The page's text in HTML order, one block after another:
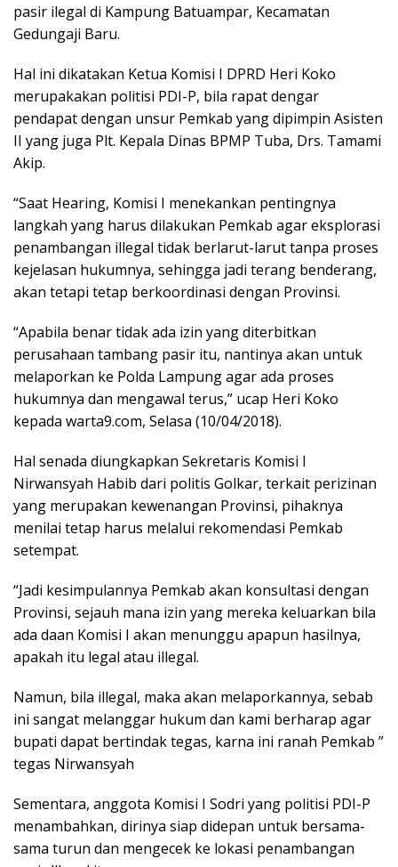
pasir ilegal di Kampung Batuampar, Kecamatan
Gedungaji Baru.
Hal ini dikatakan Ketua Komisi I DPRD Heri Koko
merupakakan politisi PDI-P, bila rapat dengar
pendapat dengan unsur Pemkab yang dipimpin Asisten
II yang juga Plt. Kepala Dinas BPMP Tuba, Drs. Tamami
Akip.
“Saat Hearing, Komisi I menekankan pentingnya
langkah yang harus dilakukan Pemkab agar eksplorasi
penambangan illegal tidak berlarut-larut tanpa proses
kejelasan hukumnya, sehingga jadi terang benderang,
akan tetapi tetap berkoordinasi dengan Provinsi.
“Apabila benar tidak ada izin yang diterbitkan
perusahaan tambang pasir itu, nantinya akan untuk
melaporkan ke Polda Lampung agar ada proses
hukumnya dan mengawal terus,” ucap Heri Koko
kepada warta9.com, Selasa (10/04/2018).
Hal senada diungkapkan Sekretaris Komisi I
Nirwansyah Habib dari politis Golkar, terkait perizinan
yang merupakan kewenangan Provinsi, pihaknya
menilai tetap harus melalui rekomendasi Pemkab
setempat.
“Jadi kesimpulannya Pemkab akan konsultasi dengan
Provinsi, sejauh mana izin yang mereka keluarkan bila
ada daan Komisi I akan menunggu apapun hasilnya,
apakah itu legal atau illegal.
Namun, bila illegal, maka akan melaporkannya, sebab
ini sangat melanggar hukum dan kami berharap agar
bupati dapat bertindak tegas, karna ini ranah Pemkab ”
tegas Nirwansyah
Sementara, anggota Komisi I Sodri yang politisi PDI-P
menambahkan, dirinya siap didepan untuk bersama-
sama turun dan mengecek ke lokasi penambangan